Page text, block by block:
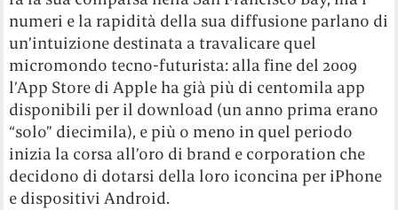
numeri e la rapidità della sua diffusione parlano di
un’intuizione destinata a travalicare quel
micromondo tecno-futurista: alla fine del 2009
l’App Store di Apple ha già più di centomila app
disponibili per il download (un anno prima erano
“solo” diecimila), e più o meno in quel periodo
inizia la corsa all’oro di brand e corporation che
decidono di dotarsi della loro iconcina per iPhone
e dispositivi Android.